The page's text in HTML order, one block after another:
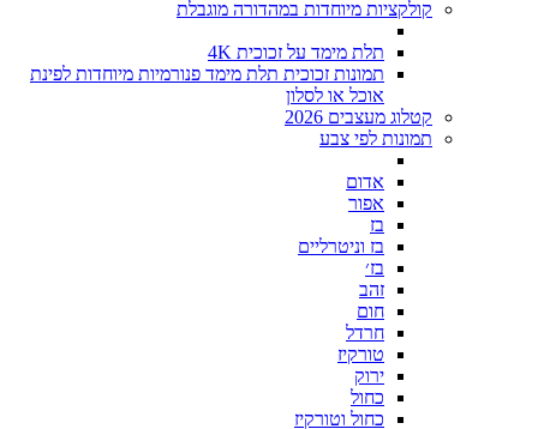
קולקציות מיוחדות במהדורה מוגבלת
תלת מימד על זכוכית 4K
תמונות זכוכית תלת מימד פנורמיות מיוחדות לפינת
אוכל או לסלון
קטלוג מעצבים 2026
תמונות לפי צבע
אדום
אפור
בז
בז וניטרליים
בז׳
זהב
חום
חרדל
טורקיז
ירוק
כחול
כחול וטורקיז